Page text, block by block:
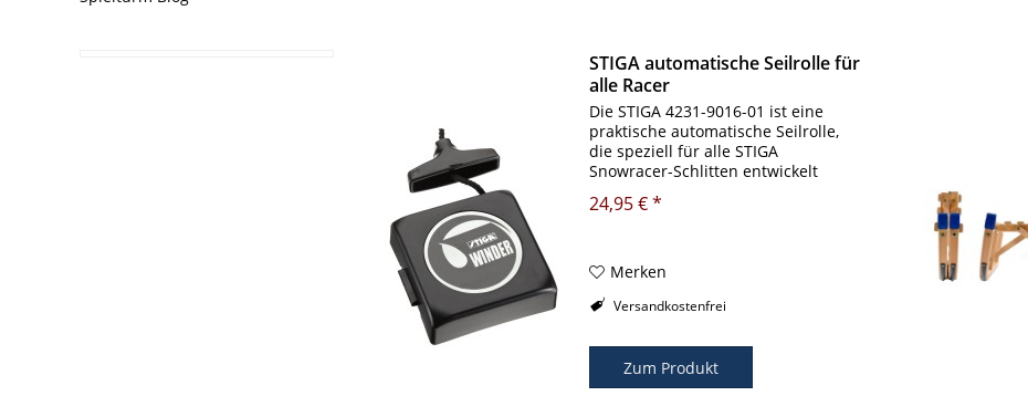
STIGA automatische Seilrolle für
alle Racer
Die STIGA 4231-9016-01 ist eine
praktische automatische Seilrolle,
die speziell für alle STIGA
Snowracer-Schlitten entwickelt
Ziehen des Schlittens, ohne dass das
24,95 € *
Merken
Versandkostenfrei
Zum Produkt